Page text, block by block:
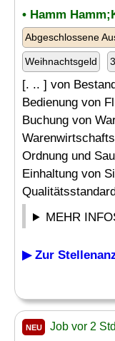
• Hamm
Abgeschlossene
Weihnachtsgeld
[. .. ] von
Bedienung von
Buchung von
Ordnung und
Einhaltung von
MEHR
▶ Zur
NEU Job vor 2